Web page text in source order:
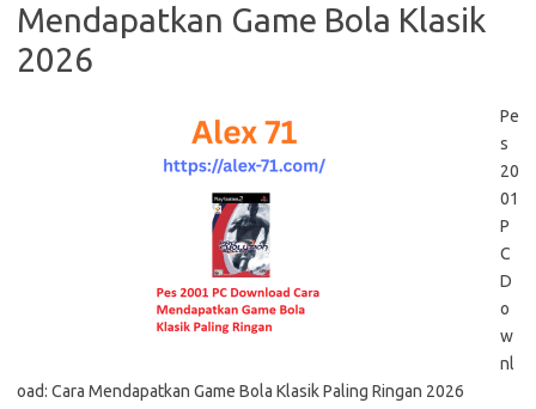
Mendapatkan Game Bola Klasik
2026
Pe
s
20
01
P
C
D
o
w
nl
oad: Cara Mendapatkan Game Bola Klasik Paling Ringan 2026